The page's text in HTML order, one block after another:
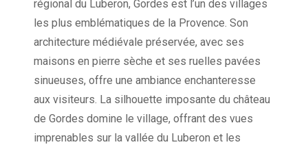
régional du Luberon, Gordes est l’un des villages
les plus emblématiques de la Provence. Son
architecture médiévale préservée, avec ses
maisons en pierre sèche et ses ruelles pavées
sinueuses, offre une ambiance enchanteresse
aux visiteurs. La silhouette imposante du château
de Gordes domine le village, offrant des vues
imprenables sur la vallée du Luberon et les